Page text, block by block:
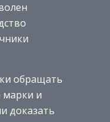
обращать
и
доказать